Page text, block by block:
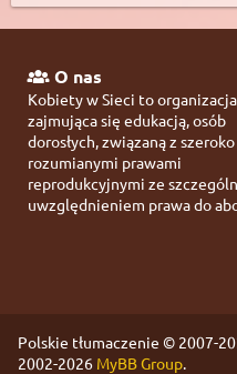
O nas
Kobiety w Sieci to organizacja
zajmująca się edukacją, osób
dorosłych, związaną z szeroko
rozumianymi prawami
reprodukcyjnymi ze
uwzględnieniem prawa do
Polskie tłumaczenie © 2007-
2002-2026 MyBB Group.